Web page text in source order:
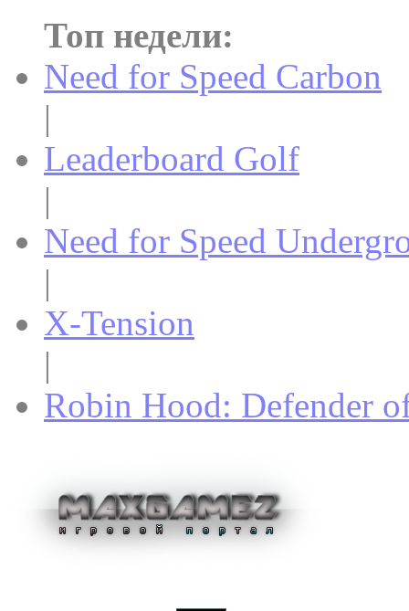
Топ недели:
Need for Speed Carbon
|
Leaderboard Golf
|
Need for Speed
|
X-Tension
|
Robin Hood: Defender